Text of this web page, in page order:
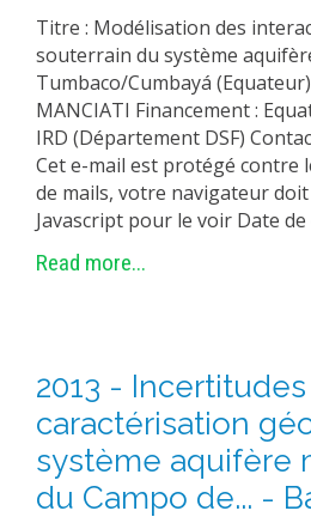
Titre : Modélisation des
souterrain du système
Tumbaco/Cumbayá
MANCIATI Financement :
IRD (Département DSF)
Cet e-mail est protégé contre
de mails, votre navigateur
Javascript pour le voir Date
Read more...
2013 -
caractérisation
système aquifère
du Campo de... -